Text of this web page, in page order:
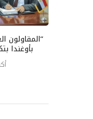
“المقاولون
بأوغندا بتكلفة 70